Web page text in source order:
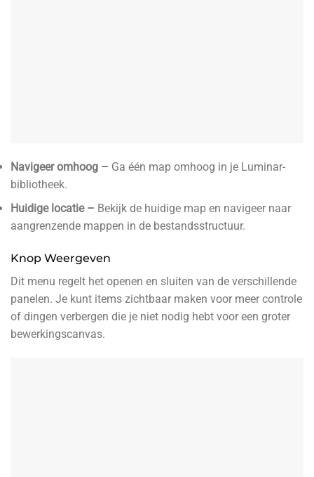
Navigeer omhoog – Ga één map omhoog in je Luminar-
bibliotheek.
Huidige locatie – Bekijk de huidige map en navigeer naar
aangrenzende mappen in de bestandsstructuur.
Knop Weergeven
Dit menu regelt het openen en sluiten van de verschillende
panelen. Je kunt items zichtbaar maken voor meer controle
of dingen verbergen die je niet nodig hebt voor een groter
bewerkingscanvas.